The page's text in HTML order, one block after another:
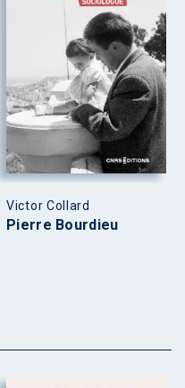
Victor Collard
Pierre Bourdieu